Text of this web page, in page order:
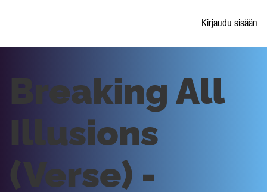
Kirjaudu sisään
Breaking All
Illusions
(Verse) -